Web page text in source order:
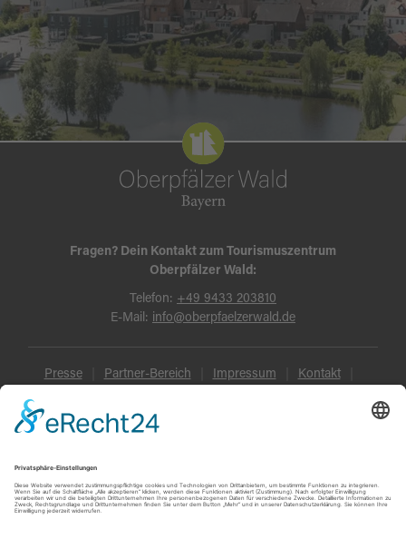
Fragen? Dein Kontakt zum Tourismuszentrum
Oberpfälzer Wald:
Telefon: +49 9433 203810
E-Mail: info@oberpfaelzerwald.de
Presse Partner-Bereich Impressum Kontakt
Datenschutz